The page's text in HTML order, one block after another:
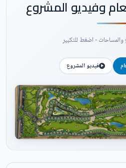
وفيديو المشروع
- اضغط للتكبير
فيديو المشروع